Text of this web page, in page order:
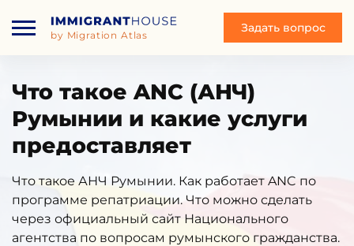
by Migration Atlas
Задать вопрос
Что такое ANC (АНЧ)
Румынии и какие услуги
предоставляет
Что такое АНЧ Румынии. Как работает ANC по
программе репатриации. Что можно сделать
через официальный сайт Национального
агентства по вопросам румынского гражданства.